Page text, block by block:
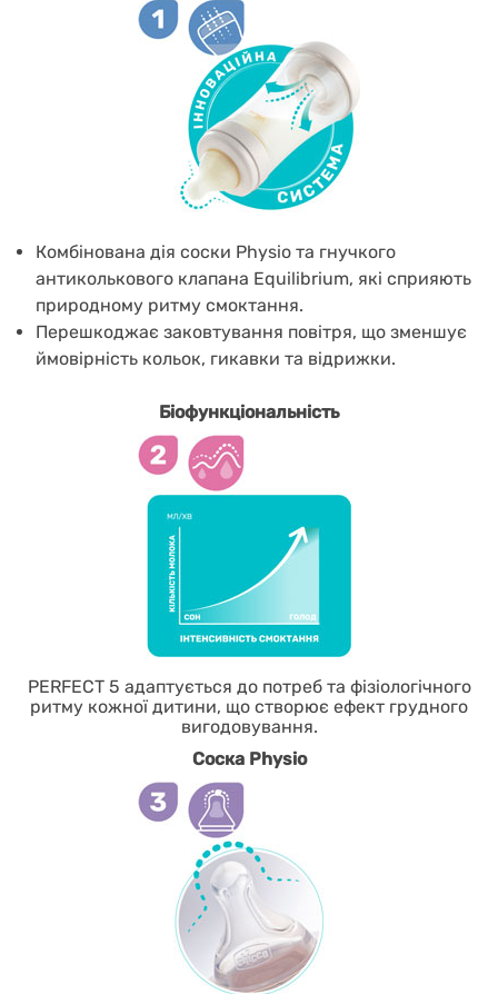
Комбінована дія соски Physio та гнучкого
антиколькового клапана Equilibrium, які сприяють
природному ритму смоктання.
Перешкоджає заковтування повітря, що зменшує
ймовірність кольок, гикавки та відрижки.
Біофункціональність
PERFECT 5 адаптується до потреб та фізіологічного
ритму кожної дитини, що створює ефект грудного
вигодовування.
Соска Physio